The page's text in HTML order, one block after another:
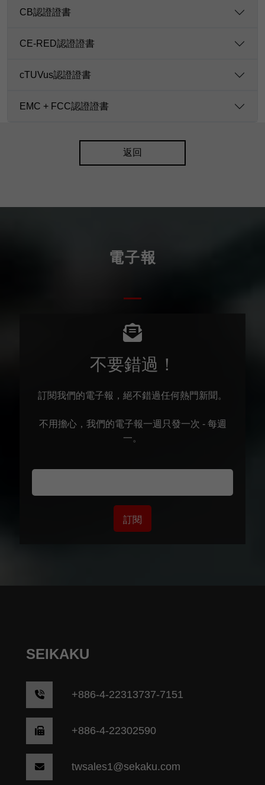
CB認證證書
CE-RED認證證書
cTUVus認證證書
EMC + FCC認證證書
返回
電子報
不要錯過！
訂閱我們的電子報，絕不錯過任何熱門新聞。
不用擔心，我們的電子報一週只發一次 - 每週
一。
訂閱
SEIKAKU
+886-4-22313737-7151
+886-4-22302590
twsales1@sekaku.com